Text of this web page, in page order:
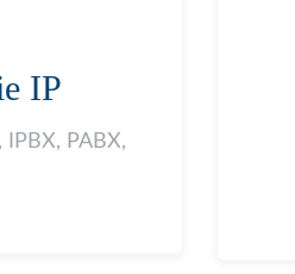
IP
IPBX, PABX,